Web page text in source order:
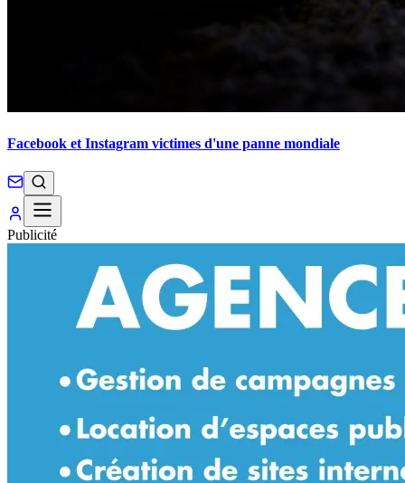
Facebook et Instagram victimes d'une panne mondiale
Publicité